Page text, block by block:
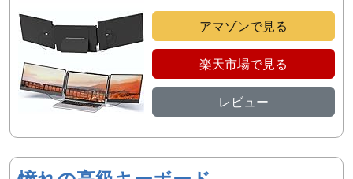
アマゾンで見る
楽天市場で見る
レビュー